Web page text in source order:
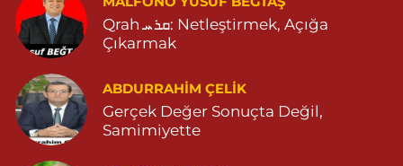
0 (482) 502 21 44 Yol Tarifi Al
13 Mart Mahallesi, Şehit M.Remzi Yersel Caddesi No:3 E Artuklu
Mardin
0 (482) 213 11 71 Yol Tarifi Al
Qrah ܩܪܚ: Netleştirmek, Açığa
Çıkarmak
ABDURRAHIM ÇELİK
Gerçek Değer Sonuçta Değil,
Samimiyette